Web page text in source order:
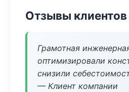
Отзывы клиентов
Грамотная
оптимизировали
снизили
— Клиент компании